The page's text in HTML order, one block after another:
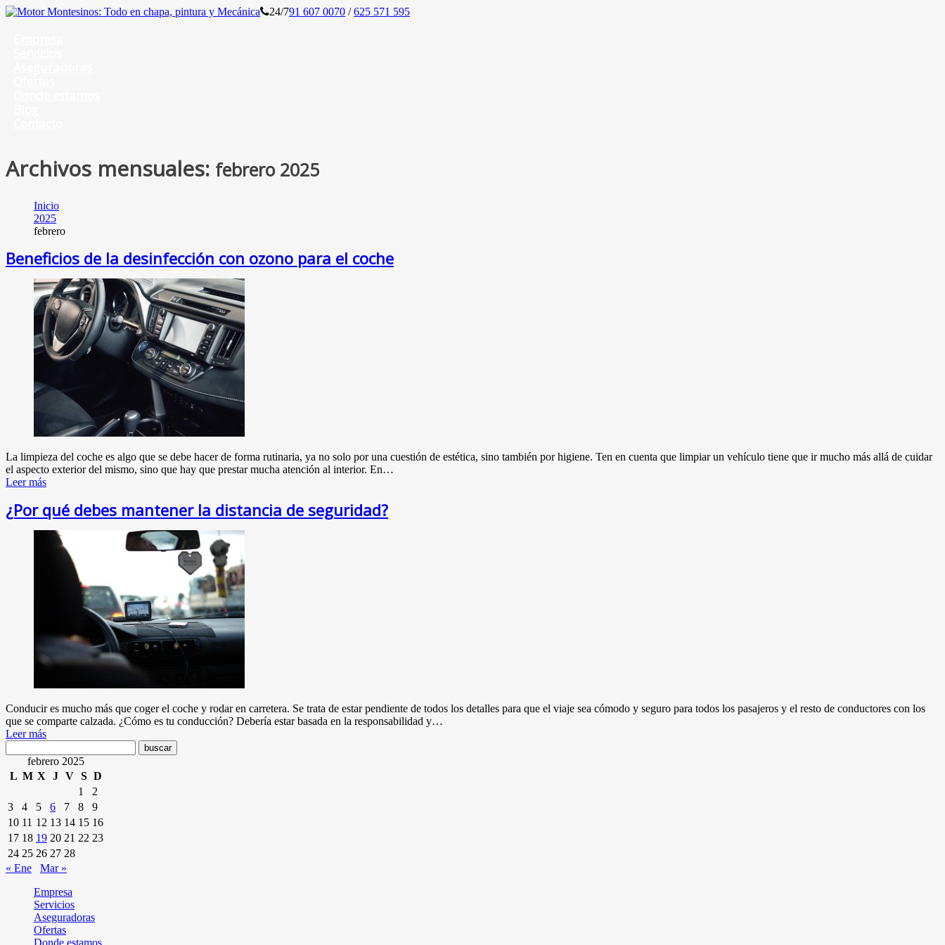
24/791 607 0070 /625 571 595
Archivos mensuales: febrero 2025
Inicio
2025
febrero
Beneficios de la desinfección con ozono para el coche
La limpieza del coche es algo que se debe hacer de forma rutinaria, ya no solo por una cuestión de estética, sino también por higiene. Ten en cuenta que limpiar un vehículo tiene que ir mucho más allá de cuidar
el aspecto exterior del mismo, sino que hay que prestar mucha atención al interior. En…
Leer más
¿Por qué debes mantener la distancia de seguridad?
Conducir es mucho más que coger el coche y rodar en carretera. Se trata de estar pendiente de todos los detalles para que el viaje sea cómodo y seguro para todos los pasajeros y el resto de conductores con los
que se comparte calzada. ¿Cómo es tu conducción? Debería estar basada en la responsabilidad y…
Leer más
febrero 2025
L M X J V S D
1
2
3
4 5 6 7 8
9
10 11 12 13 14 15 16
17 18 19 20 21 22 23
24 25 26 27 28
« Ene
Mar »
Empresa
Servicios
Aseguradoras
Ofertas
Donde estamos